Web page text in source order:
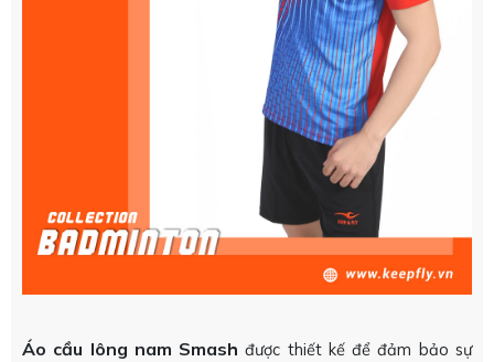
Áo cầu lông nam Smash được thiết kế để đảm bảo sự